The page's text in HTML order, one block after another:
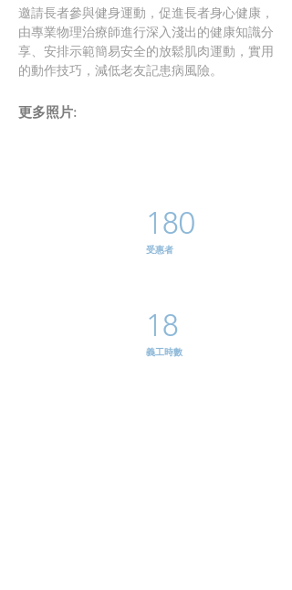
邀請長者參與健身運動，促進長者身心健康，
由專業物理治療師進行深入淺出的健康知識分
享、安排示範簡易安全的放鬆肌肉運動，實用
的動作技巧，減低老友記患病風險。
​更多照片:
180
​受惠者
18
義工時數